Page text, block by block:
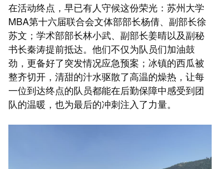
在活动终点，早已有人守候这份荣光：苏州大学
MBA第十六届联合会文体部部长杨倩、副部长徐
苏文；学术部部长林小武、副部长姜晴以及副秘
书长秦涛提前抵达。他们不仅为队员们加油鼓
劲，更备好了突发情况应急预案；冰镇的西瓜被
整齐切开，清甜的汁水驱散了高温的燥热，让每
一位到达终点的队员都能在后勤保障中感受到团
队的温暖，也为最后的冲刺注入了力量。